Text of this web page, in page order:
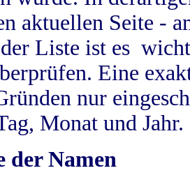
aktuellen Seite -
Liste ist es
Eine
nur
Monat und Jahr.
der Namen